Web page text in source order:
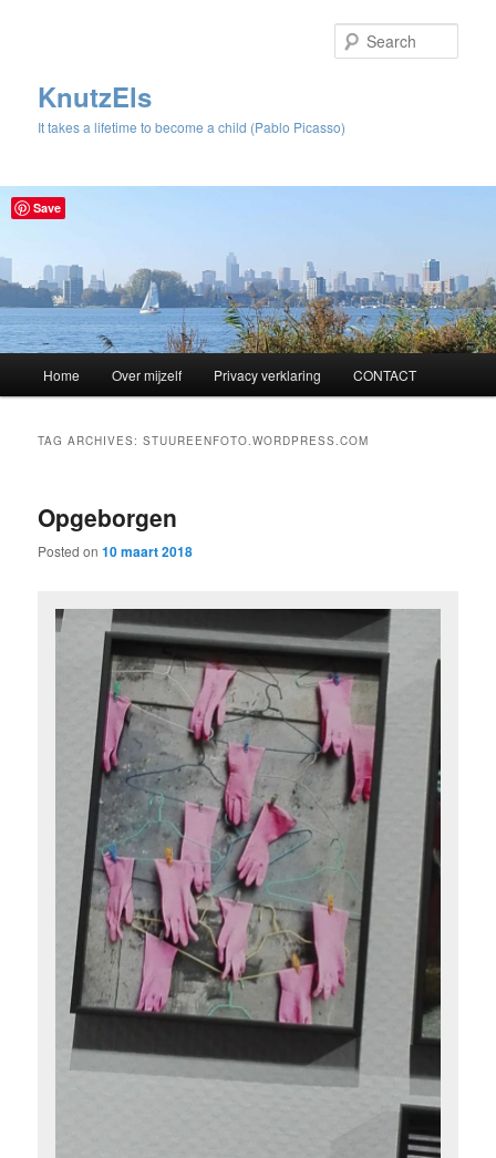
KnutzEls
It takes a lifetime to become a child (Pablo Picasso)
Skip
content
Skip
content
Home Over mijzelf Privacy verklaring CONTACT
TAG ARCHIVES:STUUREENFOTO.WORDPRESS.COM
Opgeborgen
Posted on10 maart 2018
Save